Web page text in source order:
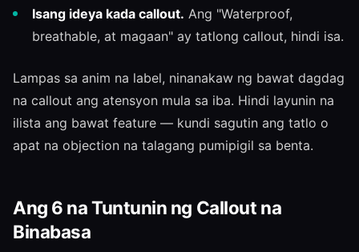
Isang ideya kada callout. Ang "Waterproof,
breathable, at magaan" ay tatlong callout, hindi isa.
Lampas sa anim na label, ninanakaw ng bawat dagdag
na callout ang atensyon mula sa iba. Hindi layunin na
ilista ang bawat feature — kundi sagutin ang tatlo o
apat na objection na talagang pumipigil sa benta.
Ang 6 na Tuntunin ng Callout na
Binabasa